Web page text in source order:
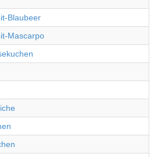
Blaubeer
Mascarpo